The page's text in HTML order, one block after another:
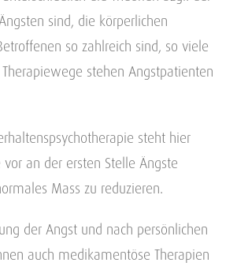
sind, die körperlichen
so zahlreich sind, so viele
stehen Angstpatienten
steht hier
an der ersten Stelle Ängste
Mass zu reduzieren.
der Angst und nach persönlichen
auch medikamentöse Therapien